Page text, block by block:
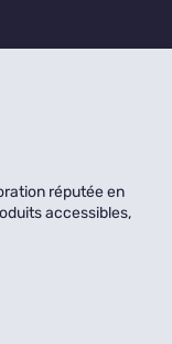
réputée en
accessibles,